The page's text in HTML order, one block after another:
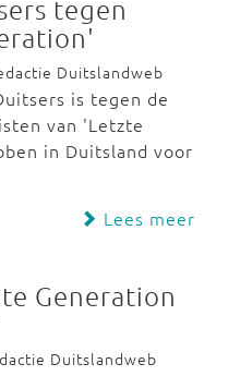
tegen
Duitslandweb
is tegen de
van 'Letzte
in Duitsland voor
Lees meer
Generation
Duitslandweb